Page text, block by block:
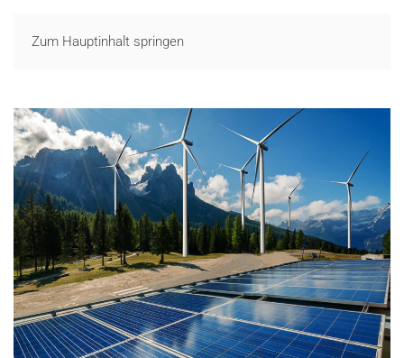
Zum Hauptinhalt springen